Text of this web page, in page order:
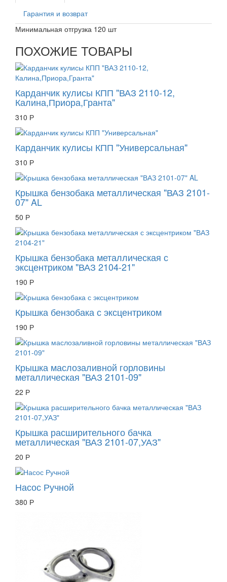
Гарантия и возврат
Минимальная отгрузка 120 шт
ПОХОЖИЕ ТОВАРЫ
Карданчик кулисы КПП "ВАЗ 2110-12,
Калина,Приора,Гранта"
310 Р
Карданчик кулисы КПП "Универсальная"
310 Р
Крышка бензобака металлическая "ВАЗ 2101-
07" AL
50 Р
Крышка бензобака металлическая с
эксцентриком "ВАЗ 2104-21"
190 Р
Крышка бензобака с эксцентриком
190 Р
Крышка маслозаливной горловины
металлическая "ВАЗ 2101-09"
22 Р
Крышка расширительного бачка
металлическая "ВАЗ 2101-07,УАЗ"
20 Р
Насос Ручной
380 Р